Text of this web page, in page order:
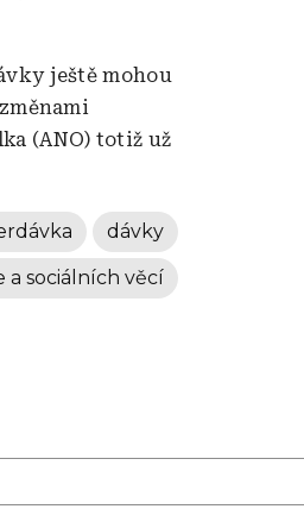
ještě mohou
(ANO) totiž už
dávky
a sociálních věcí